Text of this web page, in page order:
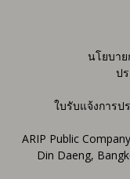
นโยบา
ป
ใบรับแจ้งการ
ARIP Public
Din Daeng,